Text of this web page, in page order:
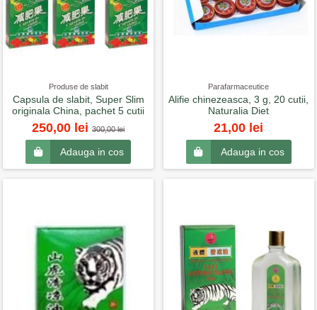
Produse de slabit
Capsula de slabit, Super Slim
originala China, pachet 5 cutii
250,00 lei300,00 lei
Adauga in cos
Parafarmaceutice
Alifie chinezeasca, 3 g, 20 cutii,
Naturalia Diet
21,00 lei
Adauga in cos